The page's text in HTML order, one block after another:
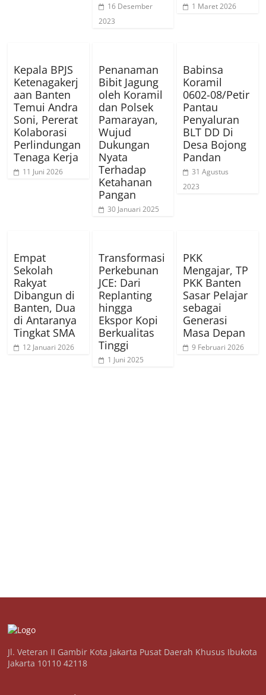
16 Desember
2023
1 Maret 2026
Kepala BPJS
Ketenagakerj
aan Banten
Temui Andra
Soni, Pererat
Kolaborasi
Perlindungan
Tenaga Kerja
11 Juni 2026
Penanaman
Bibit Jagung
oleh Koramil
dan Polsek
Pamarayan,
Wujud
Dukungan
Nyata
Terhadap
Ketahanan
Pangan
30 Januari 2025
Babinsa
Koramil
0602-08/Petir
Pantau
Penyaluran
BLT DD Di
Desa Bojong
Pandan
31 Agustus
2023
Empat
Sekolah
Rakyat
Dibangun di
Banten, Dua
di Antaranya
Tingkat SMA
12 Januari 2026
Transformasi
Perkebunan
JCE: Dari
Replanting
hingga
Ekspor Kopi
Berkualitas
Tinggi
1 Juni 2025
PKK
Mengajar, TP
PKK Banten
Sasar Pelajar
sebagai
Generasi
Masa Depan
9 Februari 2026
Jl. Veteran II Gambir Kota Jakarta Pusat Daerah Khusus Ibukota
Jakarta 10110 42118